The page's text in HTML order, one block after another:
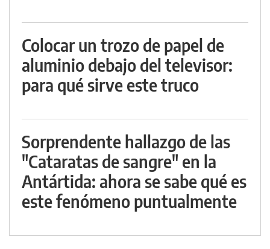
Colocar un trozo de papel de
aluminio debajo del televisor:
para qué sirve este truco
Sorprendente hallazgo de las
"Cataratas de sangre" en la
Antártida: ahora se sabe qué es
este fenómeno puntualmente